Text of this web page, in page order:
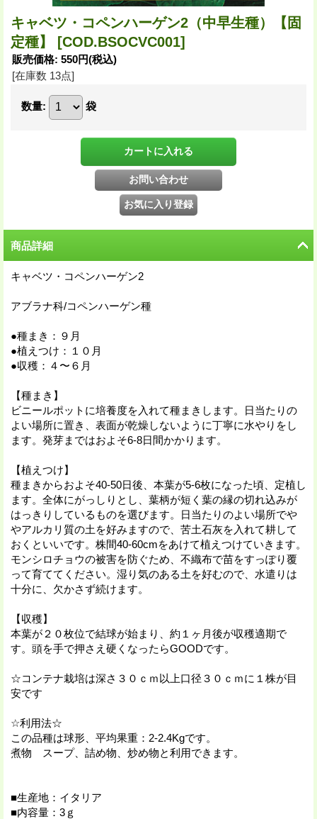
キャベツ・コペンハーゲン2（中早生種）【固
定種】 [COD.BSOCVC001]
販売価格: 550円(税込)
[在庫数 13点]
数量: 袋
商品詳細
キャベツ・コペンハーゲン2
アブラナ科/コペンハーゲン種
●種まき：９月
●植えつけ：１０月
●収穫：４〜６月
【種まき】
ビニールポットに培養度を入れて種まきします。日当たりの
よい場所に置き、表面が乾燥しないように丁寧に水やりをし
ます。発芽まではおよそ6-8日間かかります。
【植えつけ】
種まきからおよそ40-50日後、本葉が5-6枚になった頃、定植し
ます。全体にがっしりとし、葉柄が短く葉の縁の切れ込みが
はっきりしているものを選びます。日当たりのよい場所でや
やアルカリ質の土を好みますので、苦土石灰を入れて耕して
おくといいです。株間40-60cmをあけて植えつけていきます。
モンシロチョウの被害を防ぐため、不織布で苗をすっぽり覆
って育ててください。湿り気のある土を好むので、水遣りは
十分に、欠かさず続けます。
【収穫】
本葉が２０枚位で結球が始まり、約１ヶ月後が収穫適期で
す。頭を手で押さえ硬くなったらGOODです。
☆コンテナ栽培は深さ３０ｃｍ以上口径３０ｃｍに１株が目
安です
☆利用法☆
この品種は球形、平均果重：2-2.4Kgです。
煮物 スープ、詰め物、炒め物と利用できます。
■生産地：イタリア
■内容量：3ｇ